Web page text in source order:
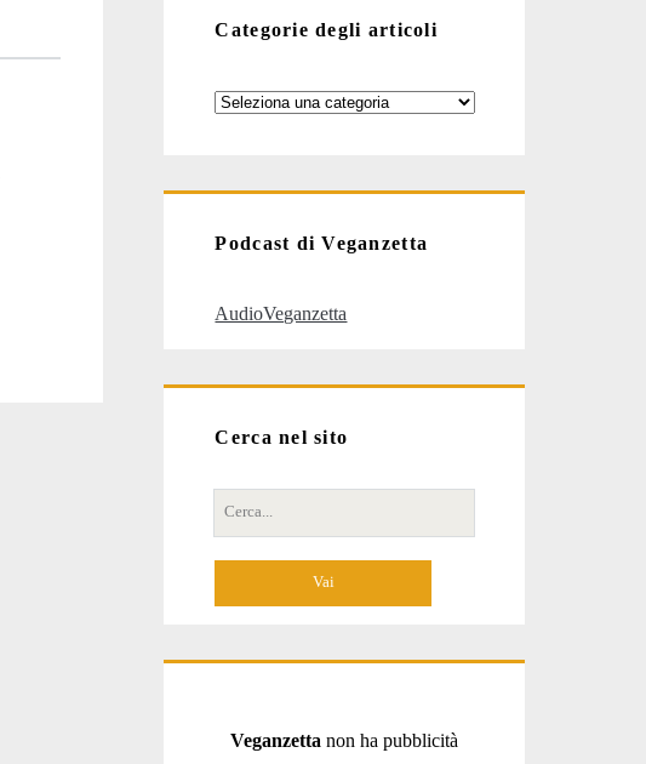
Categorie degli articoli
Categorie
Podcast di Veganzetta
AudioVeganzetta
Cerca nel sito
Cerca
per:
Veganzetta non ha pubblicità